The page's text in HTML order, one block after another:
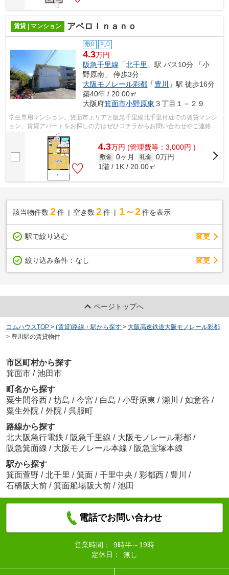
賃貸 | マンション アペロＩｎａｎｏ
敷0 礼0
4.3万円
阪急千里線 「北千里 」駅 バス10分 「小
野原南」 停歩3分
大阪モノレール彩都 「豊川
」駅 徒歩16分
築40年 / 20.00㎡
大阪府箕面市小野原東 ３丁目１－２９
学生専用マンション。箕面市エリアと阪急千里線北千里付近での賃貸マンシ
ョン、賃貸アパートをお探しの方はぜひコチラからお問い合わせやご連絡を
下さい。
4.3万円 (管理費等：3,000円 )
敷金 0ヶ月 礼金 0万円
1階 / 1K / 20.00㎡
該当物件数 2件 空き数 2 件 1～2 件を表示
駅で絞り込む 変更
絞り込み条件： なし 変更
ページトップへ
コムハウスTOP > (賃貸)路線・駅から探す > 大阪高速鉄道大阪モノレール彩都
> 豊川駅の賃貸物件
市区町村から探す
箕面市 / 池田市
町名から探す
粟生間谷西 / 坊島 / 今宮 / 白島 / 小野原東 / 瀬川 / 如意谷 /
粟生外院 / 外院 / 呉服町
路線から探す
北大阪急行電鉄 / 阪急千里線 / 大阪モノレール彩都 /
阪急箕面線 / 大阪モノレール本線 / 阪急宝塚本線
駅から探す
箕面萱野 / 北千里 / 箕面 / 千里中央 / 彩都西 / 豊川
/
石橋阪大前 / 箕面船場阪大前 / 池田
電話でお問い合わせ
営業時間：
9時半～19時
定休日：
無し